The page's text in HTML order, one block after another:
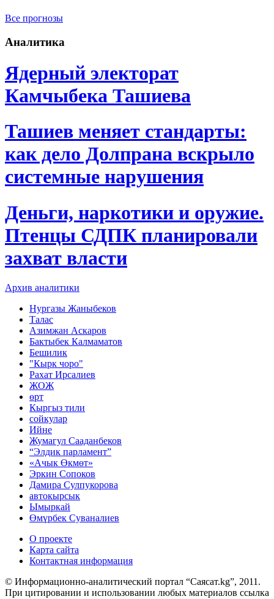
Все прогнозы
Аналитика
Ядерный электорат
Камчыбека Ташиева
Ташиев меняет стандарты:
как дело Долпрана вскрыло
системные нарушения
Деньги, наркотики и оружие.
Птенцы СДПК планировали
захват власти
Архив аналитики
Нургазы Жаныбеков
Талас
Азимжан Аскаров
Бактыбек Калмаматов
Бешилик
"Кырк чоро"
Рахат Ирсалиев
ЖОЖ
өрт
Кыргыз тили
сойкулар
Ийне
Жумагул Сааданбеков
“Элдик парламент”
«Ачык Өкмөт»
Эркин Сопоков
Дамира Сулпукорова
автокырсык
Ымыркай
Өмүрбек Суваналиев
О проекте
Карта сайта
Контактная информация
© Информационно-аналитический портал “Саясат.kg”, 2011.
При цитировании и использовании любых материалов ссылка